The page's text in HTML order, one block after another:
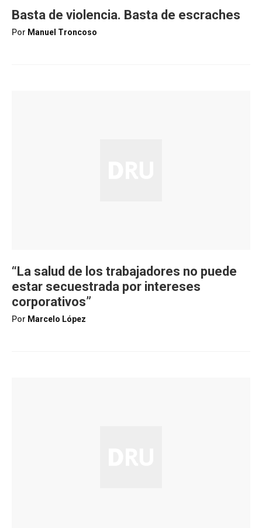
Basta de violencia. Basta de escraches
Por Manuel Troncoso
“La salud de los trabajadores no puede
estar secuestrada por intereses
corporativos”
Por Marcelo López